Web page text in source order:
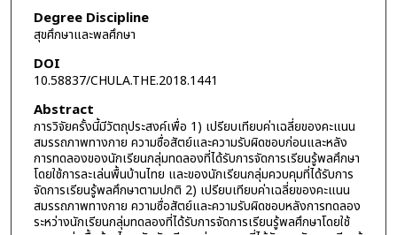
Degree Discipline
สุขศึกษาและพลศึกษา
DOI
10.58837/CHULA.THE.2018.1441
Abstract
การวิจัยครั้งนี้มีวัตถุประสงค์เพื่อ 1) เปรียบเทียบค่าเฉลี่ยของคะแนน
สมรรถภาพทางกาย ความซื่อสัตย์และความรับผิดชอบก่อนและหลัง
การทดลองของนักเรียนกลุ่มทดลองที่ได้รับการจัดการเรียนรู้พลศึกษา
โดยใช้การละเล่นพื้นบ้านไทย และของนักเรียนกลุ่มควบคุมที่ได้รับการ
จัดการเรียนรู้พลศึกษาตามปกติ 2) เปรียบเทียบค่าเฉลี่ยของคะแนน
สมรรถภาพทางกาย ความซื่อสัตย์และความรับผิดชอบหลังการทดลอง
ระหว่างนักเรียนกลุ่มทดลองที่ได้รับการจัดการเรียนรู้พลศึกษาโดยใช้